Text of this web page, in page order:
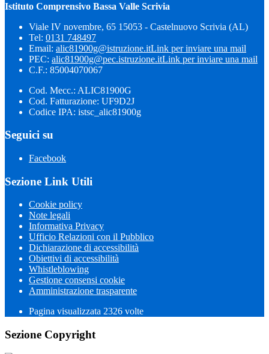
Istituto Comprensivo Bassa Valle Scrivia
Viale IV novembre, 65 15053 - Castelnuovo Scrivia (AL)
Tel: 0131 748497
Email: alic81900g@istruzione.itLink per inviare una mail
PEC: alic81900g@pec.istruzione.itLink per inviare una mail
C.F.: 85004070067
Cod. Mecc.: ALIC81900G
Cod. Fatturazione: UF9D2J
Codice IPA: istsc_alic81900g
Seguici su
Facebook
Sezione Link Utili
Cookie policy
Note legali
Informativa Privacy
Ufficio Relazioni con il Pubblico
Dichiarazione di accessibilità
Obiettivi di accessibilità
Whistleblowing
Gestione consensi cookie
Amministrazione trasparente
Pagina visualizzata 2326 volte
Sezione Copyright